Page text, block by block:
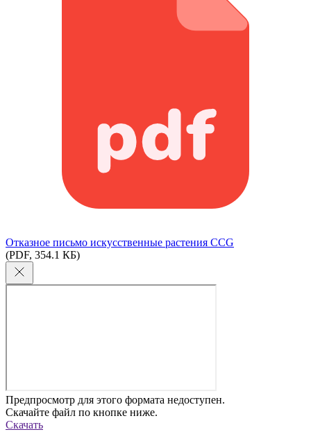
Отказное письмо искусственные растения CCG
(PDF, 354.1 КБ)
Предпросмотр для этого формата недоступен.
Скачайте файл по кнопке ниже.
Скачать